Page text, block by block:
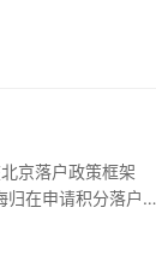
归在申请积分落户